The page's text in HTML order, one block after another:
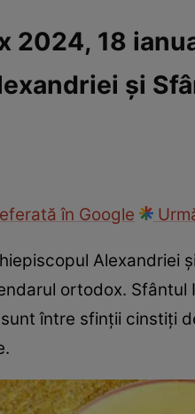
2024, 18
și
în Google
Alexandriei
ortodox.
între sfinții cinstiți